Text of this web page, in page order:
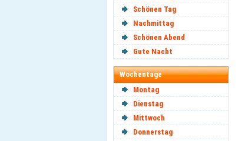
Schönen Tag
Nachmittag
Schönen Abend
Gute Nacht
Wochentage
Montag
Dienstag
Mittwoch
Donnerstag